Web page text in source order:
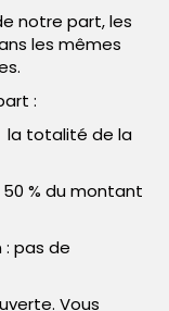
notre part, les
les mêmes
:
la totalité de la
% du montant
: pas de
Vous